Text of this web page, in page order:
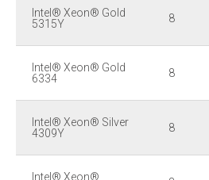
Intel® Xeon® Gold
5315Y
8
Intel® Xeon® Gold
6334
8
Intel® Xeon® Silver
4309Y
8
Intel® Xeon®